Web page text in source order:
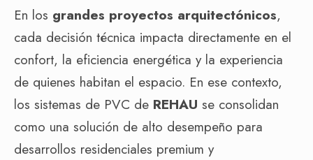
En los grandes proyectos arquitectónicos,
cada decisión técnica impacta directamente en el
confort, la eficiencia energética y la experiencia
de quienes habitan el espacio. En ese contexto,
los sistemas de PVC de REHAU se consolidan
como una solución de alto desempeño para
desarrollos residenciales premium y